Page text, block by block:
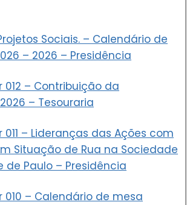
Sociais. – Calendário de
– 2026 – Presidência
012 – Contribuição da
– Tesouraria
011 – Lideranças das Ações com
Situação de Rua na Sociedade
de Paulo – Presidência
010 – Calendário de mesa